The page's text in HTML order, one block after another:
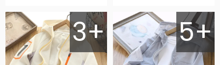
5+
3+